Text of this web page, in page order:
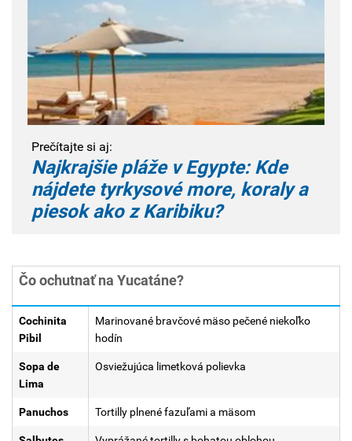
Prečítajte si aj:
Najkrajšie pláže v Egypte: Kde
nájdete tyrkysové more, koraly a
piesok ako z Karibiku?
Čo ochutnať na Yucatáne?
Cochinita
Pibil
Marinované bravčové mäso pečené niekoľko
hodín
Sopa de
Lima
Osviežujúca limetková polievka
Panuchos Tortilly plnené fazuľami a mäsom